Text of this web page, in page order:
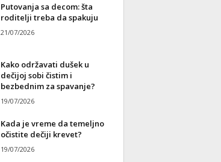
Putovanja sa decom: šta
roditelji treba da spakuju
21/07/2026
Kako održavati dušek u
dečijoj sobi čistim i
bezbednim za spavanje?
19/07/2026
Kada je vreme da temeljno
očistite dečiji krevet?
19/07/2026